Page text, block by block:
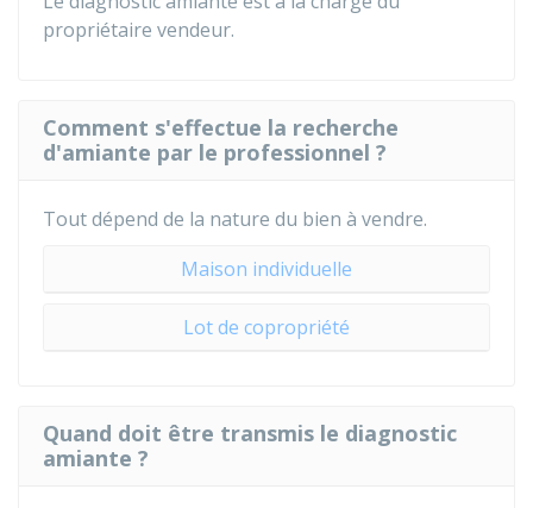
propriétaire vendeur.
Comment s'effectue la recherche
d'amiante par le professionnel ?
Tout dépend de la nature du bien à vendre.
Maison individuelle
Lot de copropriété
Quand doit être transmis le diagnostic
amiante ?